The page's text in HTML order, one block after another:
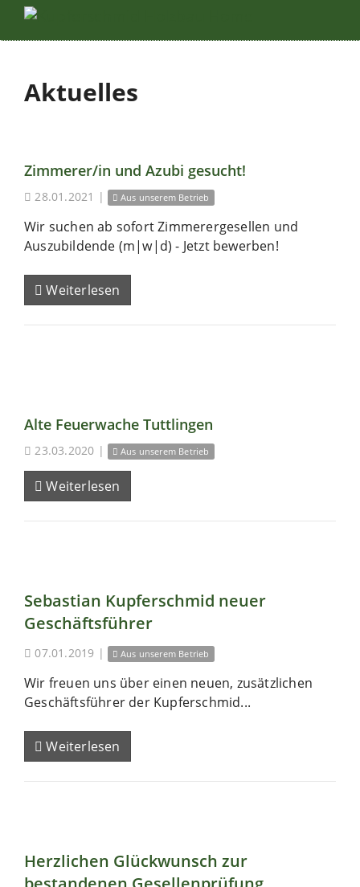
Aktuelles
Zimmerer/in und Azubi gesucht!
28.01.2021 | Aus unserem Betrieb
Wir suchen ab sofort Zimmerergesellen und
Auszubildende (m|w|d) - Jetzt bewerben!
Weiterlesen
Alte Feuerwache Tuttlingen
23.03.2020 | Aus unserem Betrieb
Weiterlesen
Sebastian Kupferschmid neuer
Geschäftsführer
07.01.2019 | Aus unserem Betrieb
Wir freuen uns über einen neuen, zusätzlichen
Geschäftsführer der Kupferschmid...
Weiterlesen
Herzlichen Glückwunsch zur